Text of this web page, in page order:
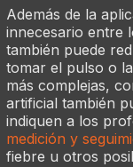
Además de la
innecesario entre
también puede
tomar el pulso o
más complejas,
artificial también
indiquen a los
medición y
fiebre u otros